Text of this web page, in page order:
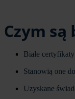
Czym
Białe
Stanowią one
Uzyskane